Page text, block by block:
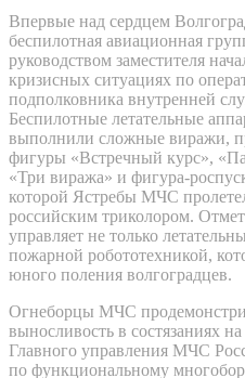
Впервые над сердцем
беспилотная авиационная
руководством заместителя
кризисных ситуациях по
подполковника внутренней
Беспилотные летательные
выполнили сложные виражи,
фигуры «Встречный курс»,
«Три виража» и фигура-
которой Ястребы МЧС
российским триколором.
управляет не только
пожарной робототехникой,
юного поления волгоградцев.
Огнеборцы МЧС
выносливость в состязаниях
Главного управления МЧС
по функциональному